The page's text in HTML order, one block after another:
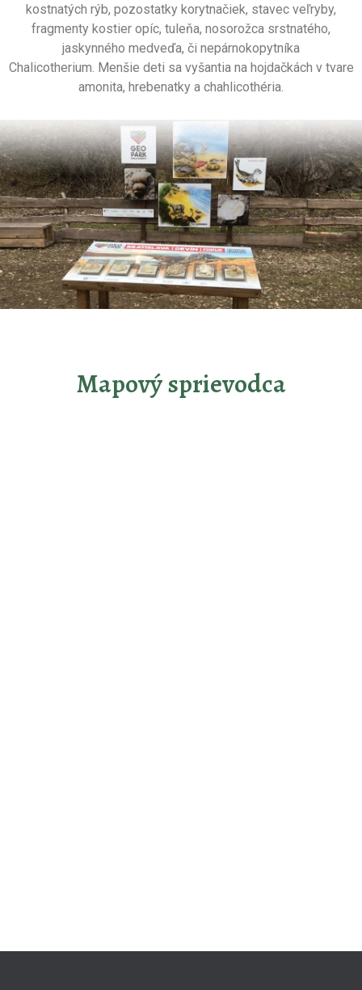
kostnatých rýb, pozostatky korytnačiek, stavec veľryby,
fragmenty kostier opíc, tuleňa, nosorožca srstnatého,
jaskynného medveďa, či nepárnokopytníka
Chalicotherium. Menšie deti sa vyšantia na hojdačkách v tvare
amonita, hrebenatky a chahlicothéria.
Mapový sprievodca